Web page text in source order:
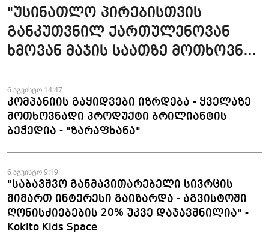
"უსინათლო პირებისთვის
განკუთვნილ ქართულენოვან
ხმოვან მაჯის საათზე მოთხოვნა
6 აგვისტო 14:47
კომპანიის გაყიდვები იზრდება - ყველაზე
მოთხოვნადი პროდუქტი ბრილიანტის
ბეჭედია - "ზარაფხანა"
6 აგვისტო 9:19
"საბავშვო განმავითარებელი სივრცის
მიმართ ინტერესი გაიზარდა - აგვისტოში
ღონისძიებების 20% უკვე დაჯავშნილია" -
Kokito Kids Space